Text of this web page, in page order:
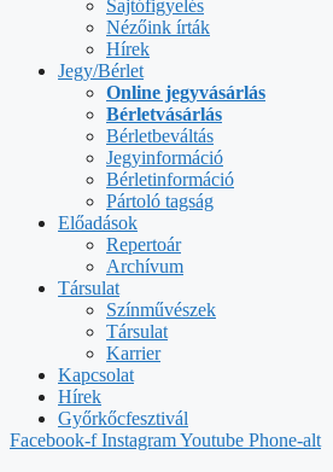
Sajtófigyelés
Nézőink írták
Hírek
Jegy/Bérlet
Online jegyvásárlás
Bérletvásárlás
Bérletbeváltás
Jegyinformáció
Bérletinformáció
Pártoló tagság
Előadások
Repertoár
Archívum
Társulat
Színművészek
Társulat
Karrier
Kapcsolat
Hírek
Győrkőcfesztivál
Facebook-f InstagramYoutube Phone-alt